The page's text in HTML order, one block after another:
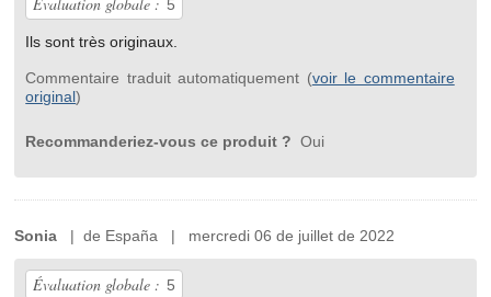
5
Ils sont très originaux.
Commentaire traduit automatiquement (voir le commentaire
original)
Recommanderiez-vous ce produit ? Oui
Sonia | de España | mercredi 06 de juillet de 2022
Évaluation globale : 5